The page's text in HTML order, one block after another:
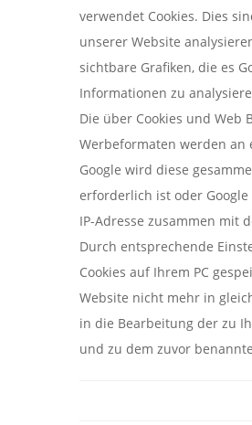
verwendet Cookies. Dies
unserer Website
sichtbare Grafiken, die es
Informationen zu
Die über Cookies und Web
Werbeformaten werden an
Google wird diese
erforderlich ist oder
IP-Adresse zusammen mit
Durch entsprechende
Cookies auf Ihrem PC
Website nicht mehr in
in die Bearbeitung der zu
und zu dem zuvor